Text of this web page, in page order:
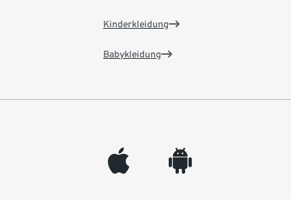
Kinderkleidung
Babykleidung
appleinc android